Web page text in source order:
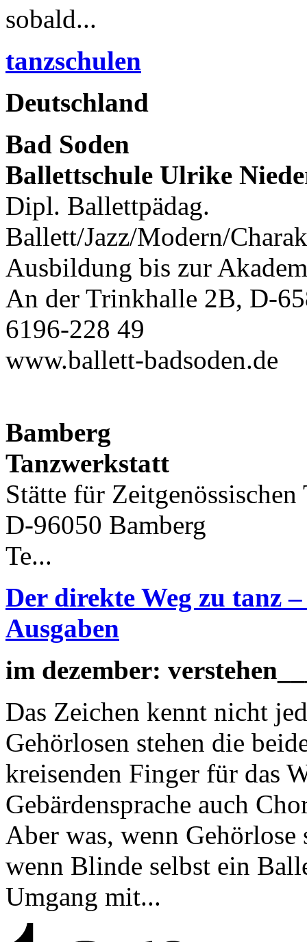
sobald...
tanzschulen
Deutschland
Bad Soden
Ballettschule Ulrike
Dipl. Ballettpädag.
Ballett/Jazz/Modern/
Ausbildung bis zur
An der Trinkhalle 2B, D-
6196-228 49
www.ballett-badsoden.de
Bamberg
Tanzwerkstatt
Stätte für
D-96050 Bamberg
Te...
Der direkte Weg zu tanz
Ausgaben
im dezember:
Das Zeichen kennt nicht
Gehörlosen stehen die
kreisenden Finger für das
Gebärdensprache auch
Aber was, wenn
wenn Blinde selbst ein
Umgang mit...